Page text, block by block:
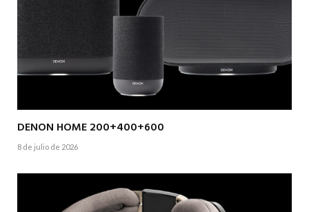
DENON HOME 200+400+600
8 de julio de 2026